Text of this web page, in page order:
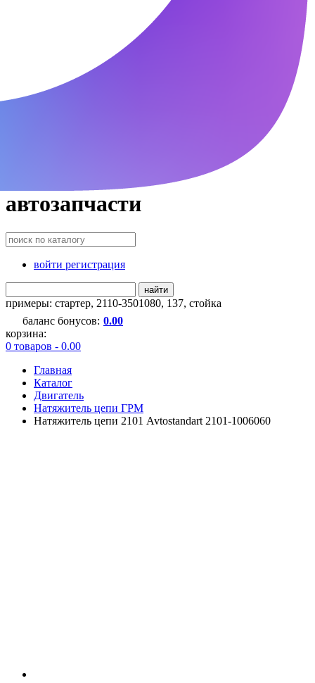
автозапчасти
войти регистрация
найти
примеры: стартер, 2110-3501080, 137, стойка
баланс бонусов: 0.00
корзина:
0 товаров - 0.00
Главная
Каталог
Двигатель
Натяжитель цепи ГРМ
Натяжитель цепи 2101 Avtostandart 2101-1006060